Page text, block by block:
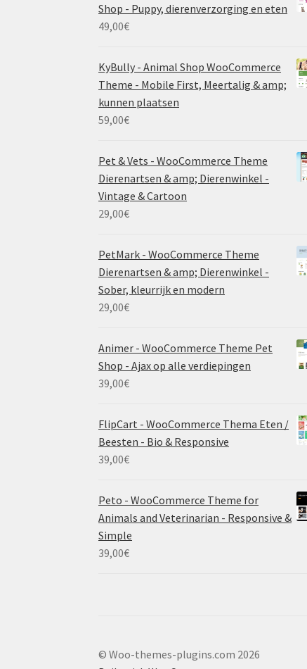
Shop - Puppy, dierenverzorging en eten
49,00€
KyBully - Animal Shop WooCommerce
Theme - Mobile First, Meertalig & amp;
kunnen plaatsen
59,00€
Pet & Vets - WooCommerce Theme
Dierenartsen & amp; Dierenwinkel -
Vintage & Cartoon
29,00€
PetMark - WooCommerce Theme
Dierenartsen & amp; Dierenwinkel -
Sober, kleurrijk en modern
29,00€
Animer - WooCommerce Theme Pet
Shop - Ajax op alle verdiepingen
39,00€
FlipCart - WooCommerce Thema Eten /
Beesten - Bio & Responsive
39,00€
Peto - WooCommerce Theme for
Animals and Veterinarian - Responsive &
Simple
39,00€
© Woo-themes-plugins.com 2026